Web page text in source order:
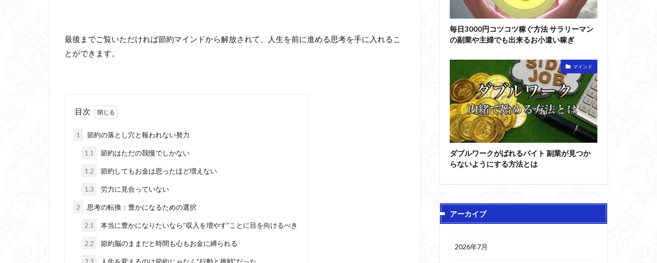
最後までご覧いただければ節約マインドから解放されて、人生を前に進める思考を手に入れるこ
とができます。
目次
1 節約の落とし穴と報われない努力
1.1 節約はただの我慢でしかない
1.2 節約してもお金は思ったほど増えない
1.3 労力に見合っていない
2 思考の転換：豊かになるための選択
2.1 本当に豊かになりたいなら“収入を増やす”ことに目を向けるべき
2.2 節約脳のままだと時間も心もお金に縛られる
2.3 人生を変えるのは節約じゃなく“行動と挑戦”だった
毎日3000円コツコツ稼ぐ方法 サラリーマン
の副業や主婦でも出来るお小遣い稼ぎ
マインド
ダブルワークがばれるバイト 副業が見つか
らないようにする方法とは
アーカイブ
2026年7月